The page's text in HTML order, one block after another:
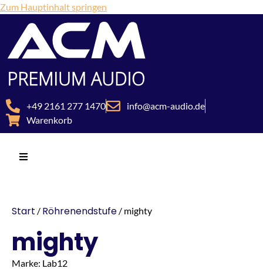
Zum Hauptinhalt springen
+49 2161 277 1470
info@acm-audio.de
Warenkorb
Start / Röhrenendstufe / mighty
mighty
Marke: Lab12